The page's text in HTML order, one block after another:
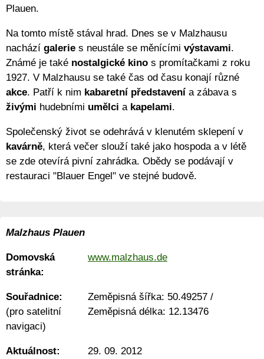
Plauen.
Na tomto místě stával hrad. Dnes se v Malzhausu
nachází galerie s neustále se měnícími výstavami.
Známé je také nostalgické kino s promítačkami z roku
1927. V Malzhausu se také čas od času konají různé
akce. Patří k nim kabaretní představení a zábava s
živými hudebními umělci a kapelami.
Společenský život se odehrává v klenutém sklepení v
kavárně, která večer slouží také jako hospoda a v létě
se zde otevírá pivní zahrádka. Obědy se podávají v
restauraci "Blauer Engel" ve stejné budově.
Malzhaus Plauen
Domovská
stránka:
www.malzhaus.de
Souřadnice:
(pro satelitní
navigaci)
Zeměpisná šířka: 50.49257 /
Zeměpisná délka: 12.13476
Aktuálnost:
29. 09. 2012